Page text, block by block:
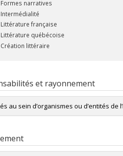
Formes narratives
Intermédialité
Littérature française
Littérature québécoise
Création littéraire
et rayonnement
au sein d’organismes ou d’entités de